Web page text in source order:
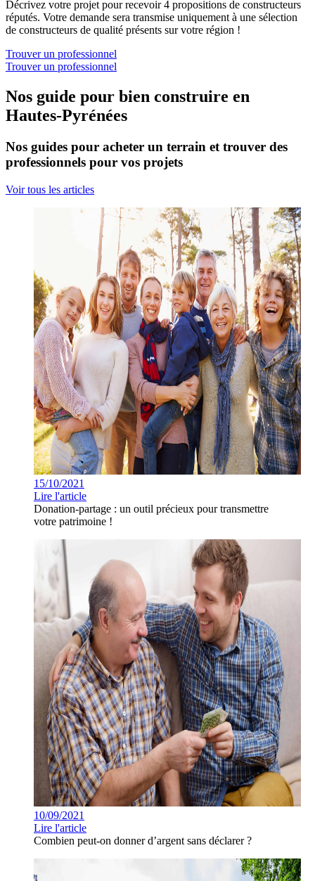
Décrivez votre projet pour recevoir 4 propositions de constructeurs
réputés. Votre demande sera transmise uniquement à une sélection
de constructeurs de qualité présents sur votre région !
Trouver un professionnel
Trouver un professionnel
Nos guide pour bien construire en
Hautes-Pyrénées
Nos guides pour acheter un terrain et trouver des
professionnels pour vos projets
Voir tous les articles
15/10/2021
Lire l'article
Donation-partage : un outil précieux pour transmettre
votre patrimoine !
10/09/2021
Lire l'article
Combien peut-on donner d’argent sans déclarer ?